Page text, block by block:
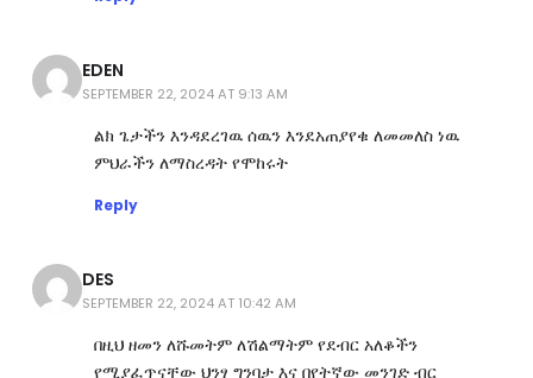
EDEN
SEPTEMBER 22, 2024 AT 9:13 AM
ልክ ጌታችን እንዳደረገዉ ሰዉን እንደአጠያየቁ ለመመለስ ነዉ
ምህራችን ለማስረዳት የሞከሩት
Reply
DES
SEPTEMBER 22, 2024 AT 10:42 AM
በዚህ ዘመን ለሹመትም ለሽልማትም የደብር አለቆችን
የሚያፈጥናቸው ህንፃ ግንባታ እና በየትኛው መንገድ ብር